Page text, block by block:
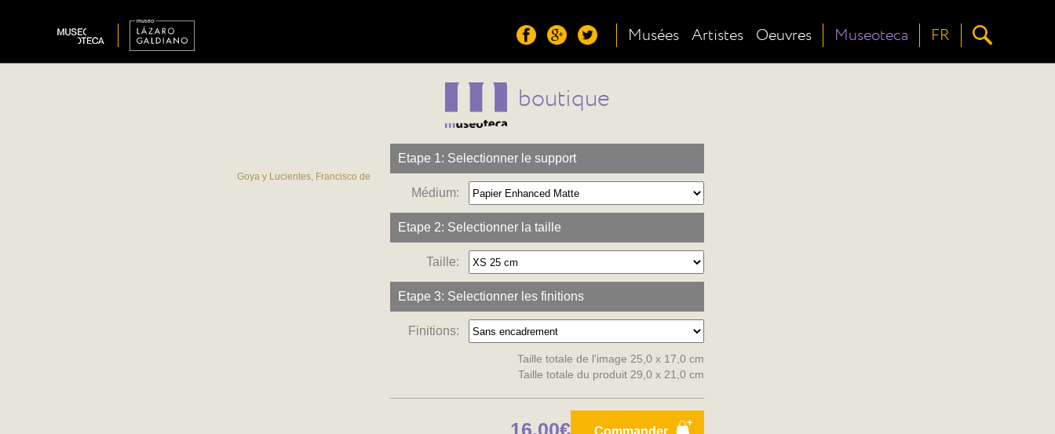
Musées Artistes Oeuvres Museoteca FR
boutique
Goya y Lucientes, Francisco de
Etape 1: Selectionner le support
Médium:
Etape 2: Selectionner la taille
Taille:
Etape 3: Selectionner les finitions
Finitions:
Taille totale de l'image 25,0 x 17,0 cm
Taille totale du produit 29,0 x 21,0 cm
Commander
16,00€